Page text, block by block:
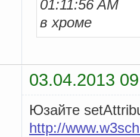
01:11:56 AM
в хроме
03.04.2013
Юзайте
http://